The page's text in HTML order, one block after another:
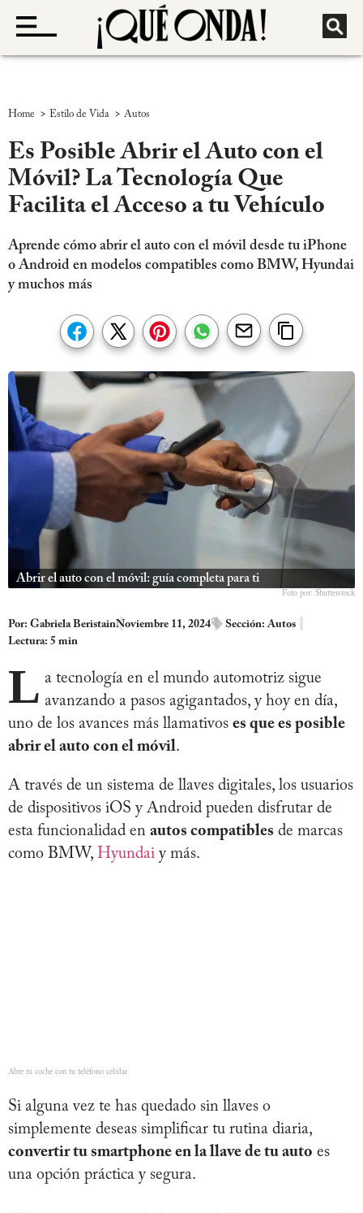
Home > Estilo de Vida > Autos
Es Posible Abrir el Auto con el
Móvil? La Tecnología Que
Facilita el Acceso a tu Vehículo
Aprende cómo abrir el auto con el móvil desde tu iPhone
o Android en modelos compatibles como BMW, Hyundai
y muchos más
Abrir el auto con el móvil: guía completa para ti
Foto por: Shutterstock
Por: Gabriela BeristainNoviembre 11, 2024 Sección:Autos
Lectura: 5 min
L a tecnología en el mundo automotriz sigue
avanzando a pasos agigantados, y hoy en día,
uno de los avances más llamativos es que es posible
abrir el auto con el móvil.
A través de un sistema de llaves digitales, los usuarios
de dispositivos iOS y Android pueden disfrutar de
esta funcionalidad en autos compatibles de marcas
como BMW, Hyundai y más.
Abre tu coche con tu teléfono celular
Si alguna vez te has quedado sin llaves o
simplemente deseas simplificar tu rutina diaria,
convertir tu smartphone en la llave de tu auto es
una opción práctica y segura.